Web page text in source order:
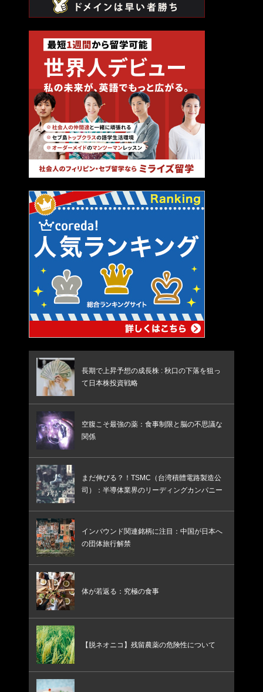
長期で上昇予想の成長株 : 秋口の下落を狙っ
て日本株投資戦略
空腹こそ最強の薬：食事制限と脳の不思議な
関係
まだ伸びる？！TSMC（台湾積體電路製造公
司）：半導体業界のリーディングカンパニー
インバウンド関連銘柄に注目：中国が日本へ
の団体旅行解禁
体が若返る：究極の食事
【脱ネオニコ】残留農薬の危険性について